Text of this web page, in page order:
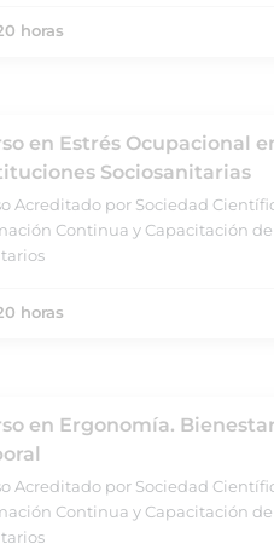
horas
en Estrés Ocupacional
Sociosanitarias
Acreditado por Sociedad
Continua y Capacitación
horas
en Ergonomía.
Acreditado por Sociedad
Continua y Capacitación